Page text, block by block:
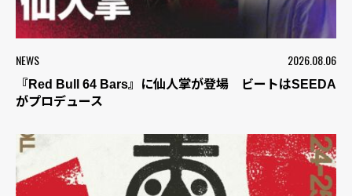
NEWS 2026.08.06
『Red Bull 64 Bars』に仙人掌が登場 ビートはSEEDA
がプロデュース